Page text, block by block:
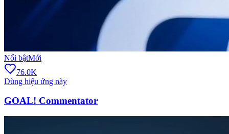
Nổi bậtMới
76.0K
Dùng hiệu ứng này
GOAL! Commentator